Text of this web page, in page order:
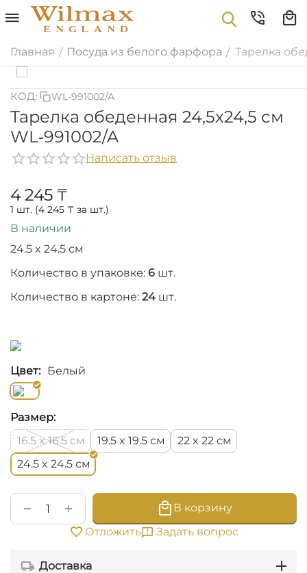
Главная / Посуда из белого фарфора / Тарелка
КОД: WL-991002/A
Тарелка обеденная 24,5x24,5 см
WL‑991002/A
Написать отзыв
4 245 ₸
1 шт. (4 245 ₸ за шт.)
В наличии
24.5 x 24.5 см
Количество в упаковке: 6 шт.
Количество в картоне: 24 шт.
Цвет: Белый
Размер:
16.5 x 16.5 см 19.5 x 19.5 см 22 x 22 см
24.5 x 24.5 см
+
−
В корзину
Отложить
Задать вопрос
Доставка